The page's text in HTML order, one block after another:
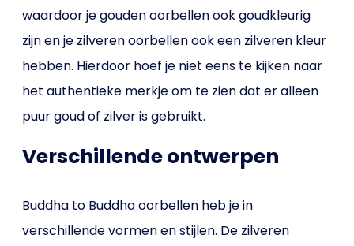
waardoor je gouden oorbellen ook goudkleurig
zijn en je zilveren oorbellen ook een zilveren kleur
hebben. Hierdoor hoef je niet eens te kijken naar
het authentieke merkje om te zien dat er alleen
puur goud of zilver is gebruikt.
Verschillende ontwerpen
Buddha to Buddha oorbellen heb je in
verschillende vormen en stijlen. De zilveren